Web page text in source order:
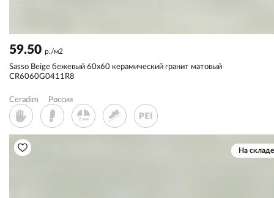
59.50 р./м2
Sassо Beige бежевый 60x60 керамический гранит матовый
CR6060G0411R8
Ceradim Россия
На складе